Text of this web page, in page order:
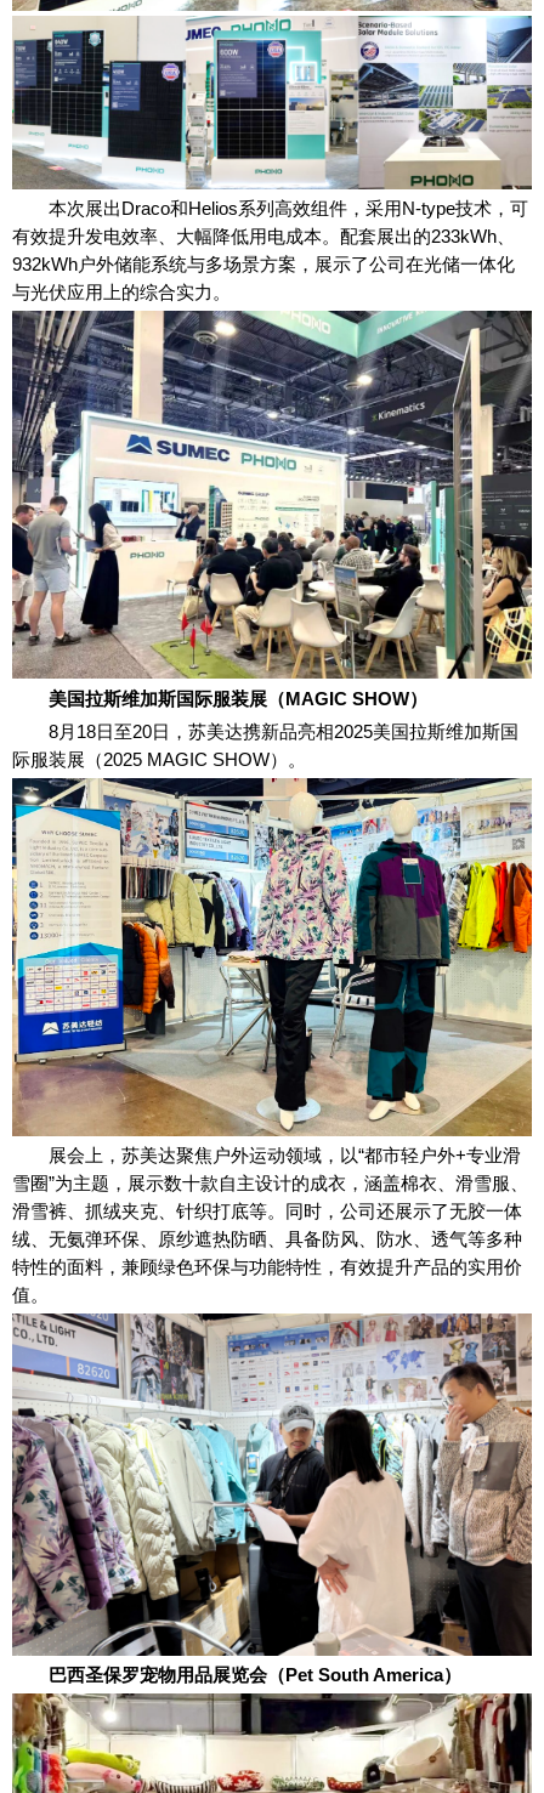
本次展出Draco和Helios系列高效组件，采用N-type技术，可
有效提升发电效率、大幅降低用电成本。配套展出的233kWh、
932kWh户外储能系统与多场景方案，展示了公司在光储一体化
与光伏应用上的综合实力。
美国拉斯维加斯国际服装展（MAGIC SHOW）
8月18日至20日，苏美达携新品亮相2025美国拉斯维加斯国
际服装展（2025 MAGIC SHOW）。
展会上，苏美达聚焦户外运动领域，以“都市轻户外+专业滑
雪圈”为主题，展示数十款自主设计的成衣，涵盖棉衣、滑雪服、
滑雪裤、抓绒夹克、针织打底等。同时，公司还展示了无胶一体
绒、无氨弹环保、原纱遮热防晒、具备防风、防水、透气等多种
特性的面料，兼顾绿色环保与功能特性，有效提升产品的实用价
值。
巴西圣保罗宠物用品展览会（Pet South America）